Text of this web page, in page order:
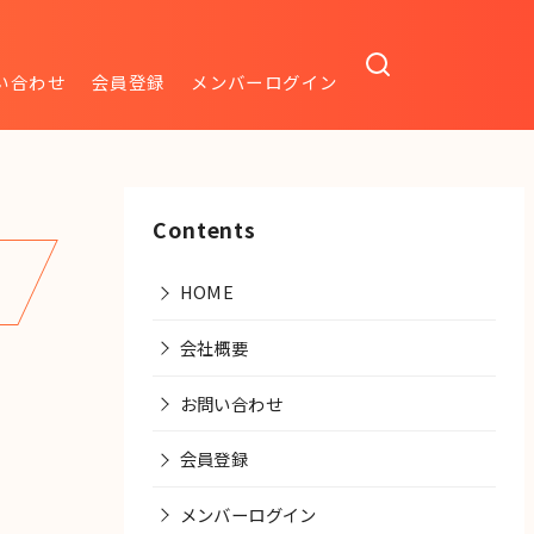
合わせ 会員登録 メンバーログイン
Contents
HOME
会社概要
お問い合わせ
会員登録
メンバーログイン